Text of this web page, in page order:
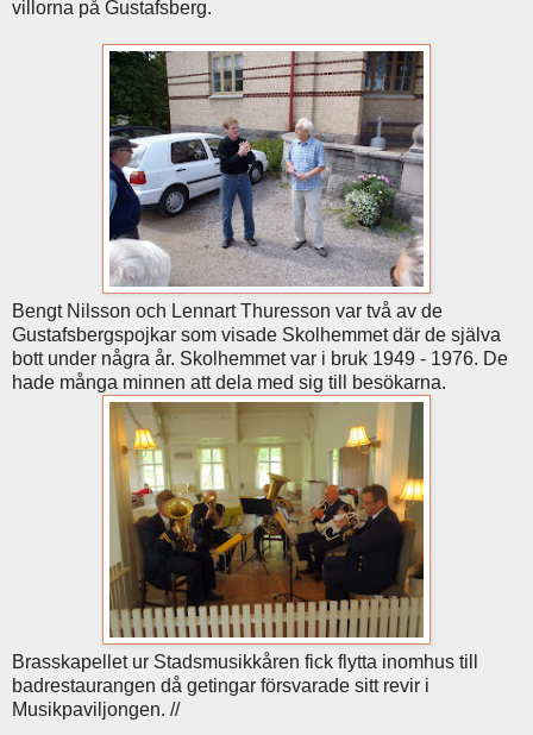
villorna på Gustafsberg.
Bengt Nilsson och Lennart Thuresson var två av de
Gustafsbergspojkar som visade Skolhemmet där de själva
bott under några år. Skolhemmet var i bruk 1949 - 1976. De
hade många minnen att dela med sig till besökarna.
Brasskapellet ur Stadsmusikkåren fick flytta inomhus till
badrestaurangen då getingar försvarade sitt revir i
Musikpaviljongen. //